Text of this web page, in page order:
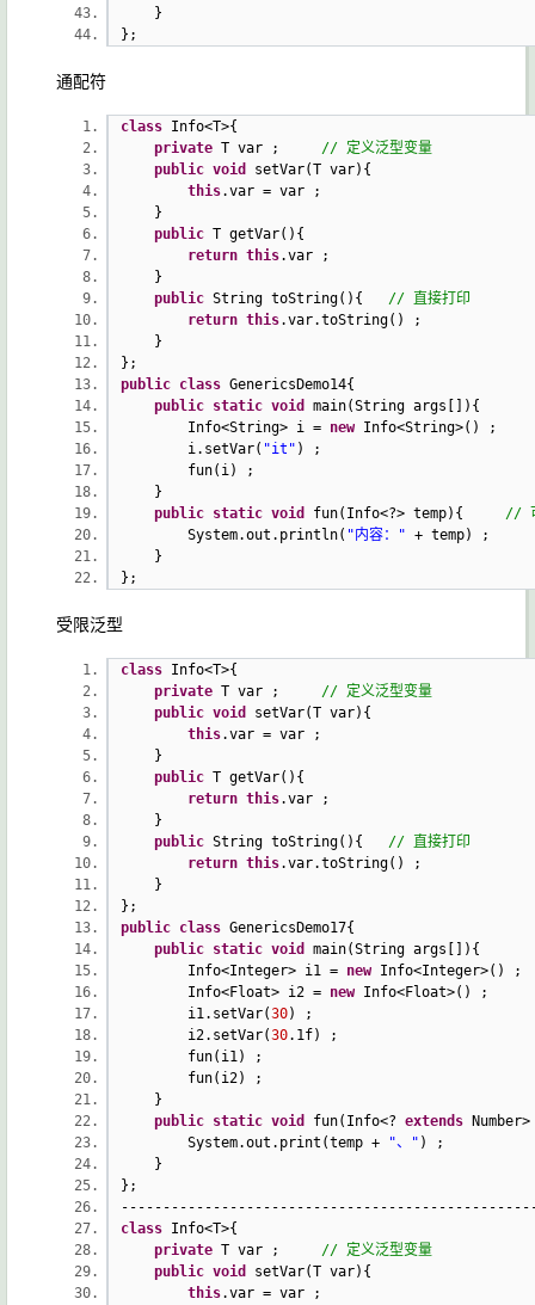
}
};
通配符
class Info<T>{
private T var ; // 定义泛型变量
public void
setVar(T var){
this.var = var ;
}
public T getVar(){
return this.var ;
}
public String toString(){ // 直接打印
return this.var.toString() ;
}
};
public class GenericsDemo14{
public static void
main(String args[]){
Info<String> i = new
i.setVar( "it" )
fun(i) ;
}
public static void fun(Info<?> temp){ //
System.out.println( "内容：" + temp) ;
}
};
受限泛型
class Info<T>{
private T var ; // 定义泛型变量
public void
setVar(T var){
this.var = var ;
}
public T getVar(){
return this.var ;
}
public String toString(){ // 直接打印
return this.var.toString() ;
}
};
public class GenericsDemo17{
public static void
main(String args[]){
Info<Integer> i1 = new
Info<Float> i2 = new
i1.setVar(30)
i2.setVar(30.1f)
fun(i1) ;
fun(i2) ;
}
public static void fun(Info<? extends
System.out.print(temp +
"、" ) ;
}
};
class Info<T>{
private T var ; // 定义泛型变量
public void
setVar(T var){
this.var = var ;